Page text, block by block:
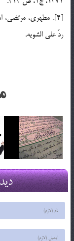
[4]. مطهري، مرتضي،
ردّ علي الشويه.